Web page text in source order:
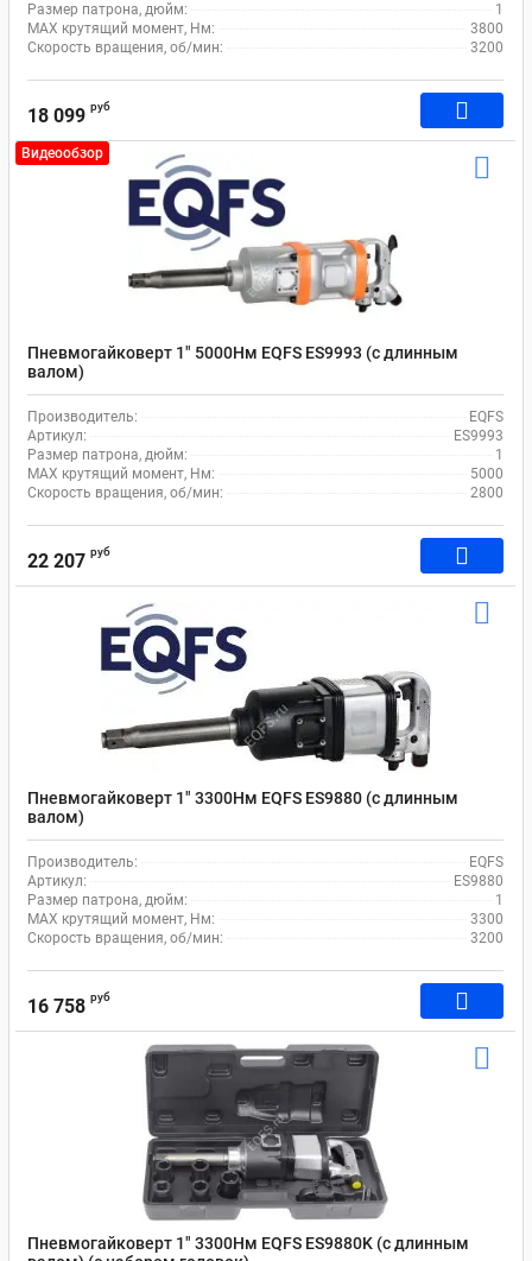
Размер патрона, дюйм:
1
MAX крутящий момент, Нм:
3800
Скорость вращения, об/мин:
3200
18 099 руб
Видеообзор
Пневмогайковерт 1" 5000Нм EQFS ES9993 (с длинным
валом)
Производитель:
EQFS
Артикул:
ES9993
Размер патрона, дюйм:
1
MAX крутящий момент, Нм:
5000
Скорость вращения, об/мин:
2800
22 207 руб
Пневмогайковерт 1" 3300Нм EQFS ES9880 (с длинным
валом)
Производитель:
EQFS
Артикул:
ES9880
Размер патрона, дюйм:
1
MAX крутящий момент, Нм:
3300
Скорость вращения, об/мин:
3200
16 758 руб
Пневмогайковерт 1" 3300Нм EQFS ES9880K (с длинным